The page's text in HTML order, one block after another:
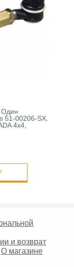
Один
51-00206-SX.
4x4,
и возврат
О магазине